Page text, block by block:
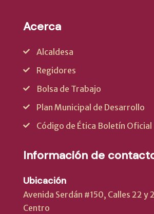
Acerca
Alcaldesa
Regidores
Bolsa de Trabajo
Plan Municipal de Desarrollo
Código de Ética Boletín Oficial
Información de
Ubicación
Avenida Serdán #150, Calles 22 y
Centro